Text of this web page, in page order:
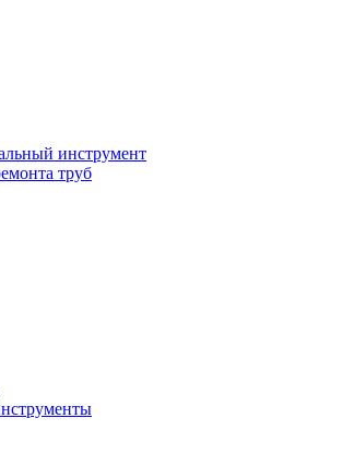
инструмент
труб